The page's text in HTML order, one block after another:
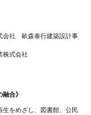
会社 畝森泰行建築設計事
株式会社
合》
をめざし、図書館、公民